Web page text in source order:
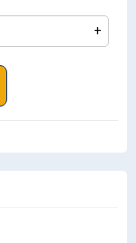
+